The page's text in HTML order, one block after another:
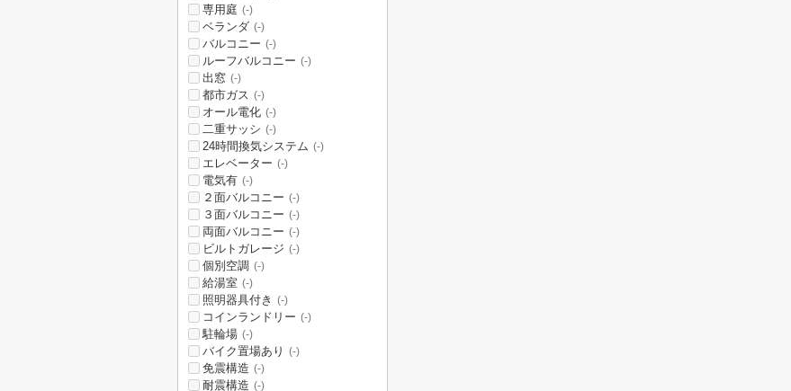
専用庭 (-)
ベランダ (-)
バルコニー (-)
ルーフバルコニー (-)
出窓 (-)
都市ガス (-)
オール電化 (-)
二重サッシ (-)
24時間換気システム (-)
エレベーター (-)
電気有 (-)
２面バルコニー (-)
３面バルコニー (-)
両面バルコニー (-)
ビルトガレージ (-)
個別空調 (-)
給湯室 (-)
照明器具付き (-)
コインランドリー (-)
駐輪場 (-)
バイク置場あり (-)
免震構造 (-)
耐震構造 (-)